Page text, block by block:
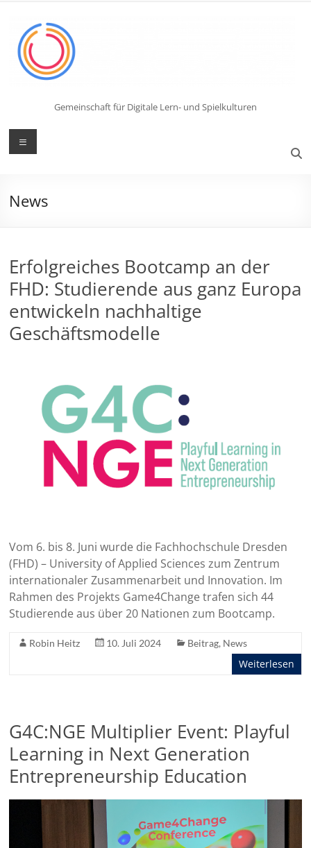
springen
Gemeinschaft für Digitale Lern- und Spielkulturen
Menü
News
Erfolgreiches Bootcamp an der
FHD: Studierende aus ganz Europa
entwickeln nachhaltige
Geschäftsmodelle
Vom 6. bis 8. Juni wurde die Fachhochschule Dresden
(FHD) – University of Applied Sciences zum Zentrum
internationaler Zusammenarbeit und Innovation. Im
Rahmen des Projekts Game4Change trafen sich 44
Studierende aus über 20 Nationen zum Bootcamp.
Robin Heitz 10. Juli 2024 Beitrag, News
Weiterlesen
G4C:NGE Multiplier Event: Playful
Learning in Next Generation
Entrepreneurship Education